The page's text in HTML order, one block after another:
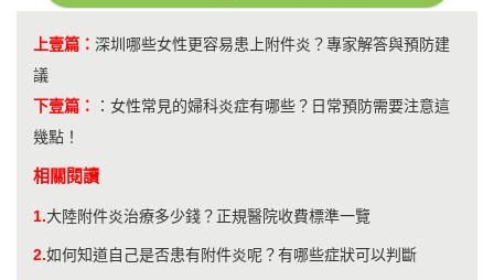
上壹篇： 深圳哪些女性更容易患上附件炎？專家解答與預防建
議
下壹篇：
： ​女性常見的婦科炎症有哪些？日常預防需要注意這
幾點！
相關閱讀
1.大陸附件炎治療多少錢？正規醫院收費標準一覽
2.如何知道自己是否患有附件炎呢？有哪些症狀可以判斷